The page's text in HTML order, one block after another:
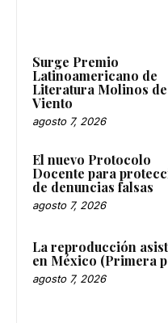
Surge Premio
Latinoamericano de
Literatura Molinos de
Viento
agosto 7, 2026
El nuevo Protocolo
Docente para
de denuncias falsas
agosto 7, 2026
La reproducción
en México (Primera
agosto 7, 2026